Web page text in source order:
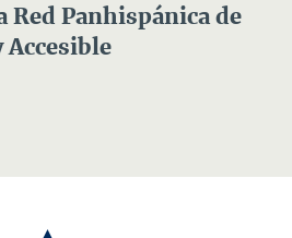
Red Panhispánica de
Accesible